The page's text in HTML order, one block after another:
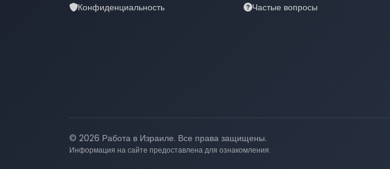
Конфиденциальность
Частые вопросы
© 2026 Работа в Израиле. Все права защищены.
Информация на сайте предоставлена для ознакомления.